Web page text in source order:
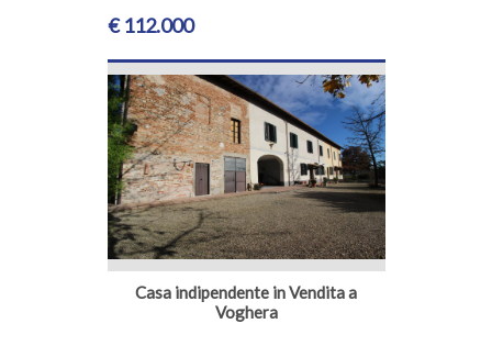
€ 112.000
Casa indipendente in Vendita a
Voghera